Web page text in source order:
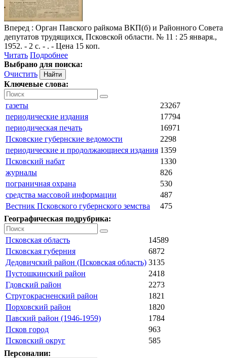
Вперед : Орган Павского райкома ВКП(б) и Районного Совета
депутатов трудящихся, Псковской области. № 11 : 25 января.,
1952. - 2 с. - . - Цена 15 коп.
Читать Подробнее
Выбрано для поиска:
Очистить
Ключевые слова:
газеты
23267
периодические издания
17794
периодическая печать
16971
Псковские губернские ведомости
2298
периодические и продолжающиеся издания 1359
Псковский набат
1330
журналы
826
пограничная охрана
530
средства массовой информации
487
Вестник Псковского губернского земства
475
Географическая подрубрика:
Псковская область
14589
Псковская губерния
6872
Дедовичский район (Псковская область) 3135
Пустошкинский район
2418
Гдовский район
2273
Стругокрасненский район
1821
Порховский район
1820
Павский район (1946-1959)
1784
Псков город
963
Псковский округ
585
Персоналии: